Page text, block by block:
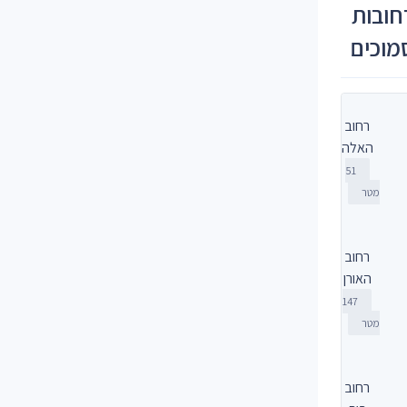
רחוב
האלה
51
מטר
רחוב
האורן
147
מטר
רחוב